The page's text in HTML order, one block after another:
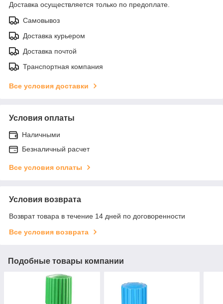
Доставка осуществляется только по предоплате.
Самовывоз
Доставка курьером
Доставка почтой
Транспортная компания
Все условия доставки
Условия оплаты
Наличными
Безналичный расчет
Все условия оплаты
Условия возврата
Возврат товара в течение 14 дней по договоренности
Все условия возврата
Подобные товары компании